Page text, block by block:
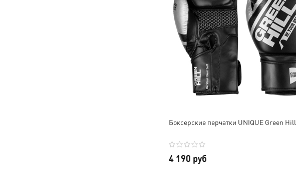
Боксерские перчатки UNIQUE Green Hill
4 190 руб